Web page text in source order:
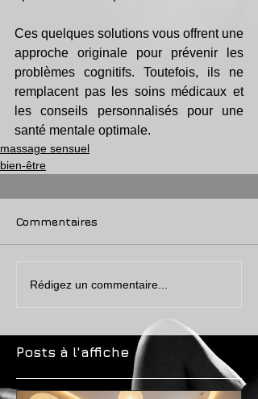
Ces quelques solutions vous offrent une
approche originale pour prévenir les
problèmes cognitifs. Toutefois, ils ne
remplacent pas les soins médicaux et
les conseils personnalisés pour une
santé mentale optimale.
massage sensuel
bien-être
Commentaires
Rédigez un commentaire...
Posts à l'affiche